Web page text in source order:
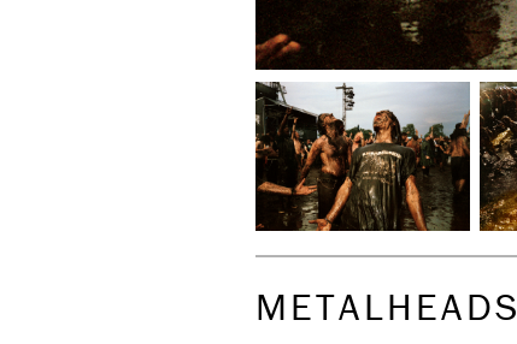
METALHEADS